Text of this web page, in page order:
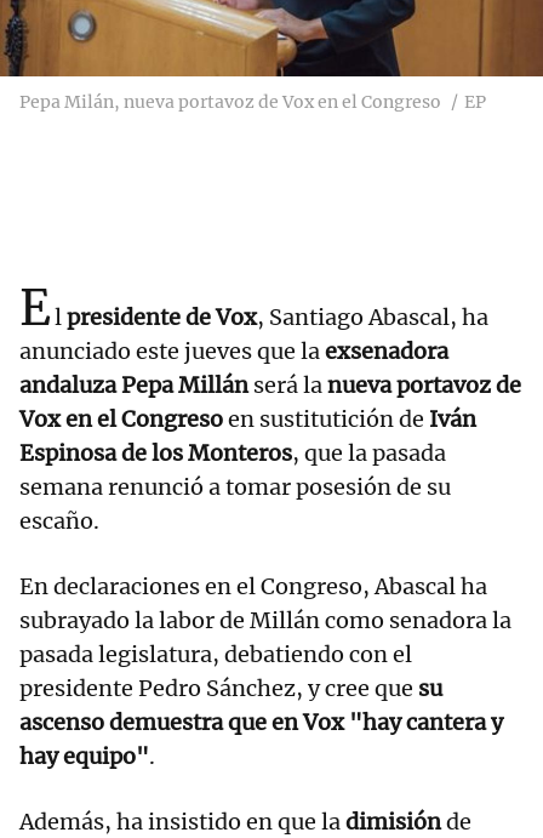
Pepa Milán, nueva portavoz de Vox en el Congreso EP
Elpresidente de Vox, Santiago Abascal, ha
anunciado este jueves que laexsenadora
andaluza Pepa Millánserá lanueva portavoz de
Vox en el Congresoen sustitutición de Iván
Espinosa de los Monteros, que la pasada
semana renunció a tomar posesión de su
escaño.
En declaraciones en el Congreso, Abascal ha
subrayado la labor de Millán como senadora la
pasada legislatura, debatiendo con el
presidente Pedro Sánchez, y cree que su
ascenso demuestra que en Vox "hay cantera y
hay equipo".
Además, ha insistido en que ladimisiónde